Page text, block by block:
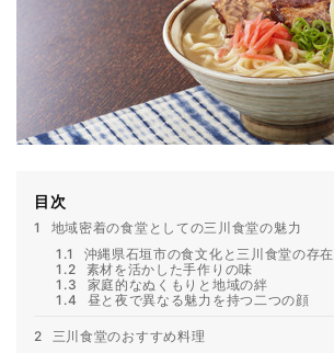
目次
1
地域密着の食堂としての三川食堂の魅力
1.1
沖縄県石垣市の食文化と三川食堂の存在
1.2
素材を活かした手作りの味
1.3
家庭的なぬくもりと地域の絆
1.4
昼と夜で異なる魅力を持つ二つの顔
2
三川食堂のおすすめ料理